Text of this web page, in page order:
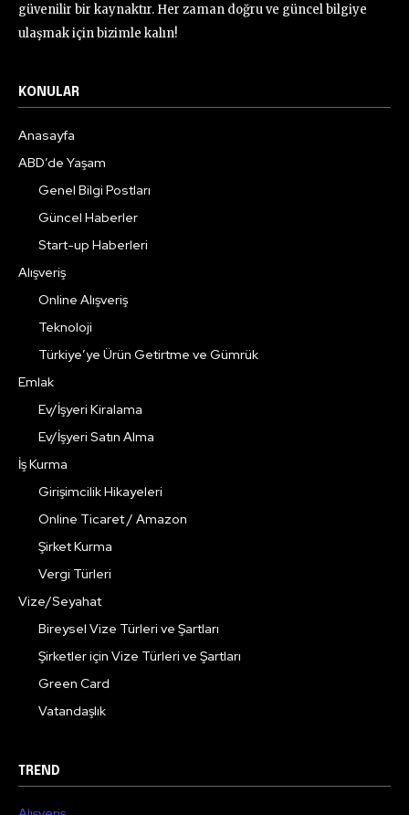
güvenilir bir kaynaktır. Her zaman doğru ve güncel bilgiye
ulaşmak için bizimle kalın!
KONULAR
Anasayfa
ABD’de Yaşam
Genel Bilgi Postları
Güncel Haberler
Start-up Haberleri
Alışveriş
Online Alışveriş
Teknoloji
Türkiye’ye Ürün Getirtme ve Gümrük
Emlak
Ev/İşyeri Kiralama
Ev/İşyeri Satın Alma
İş Kurma
Girişimcilik Hikayeleri
Online Ticaret / Amazon
Şirket Kurma
Vergi Türleri
Vize/Seyahat
Bireysel Vize Türleri ve Şartları
Şirketler için Vize Türleri ve Şartları
Green Card
Vatandaşlık
TREND